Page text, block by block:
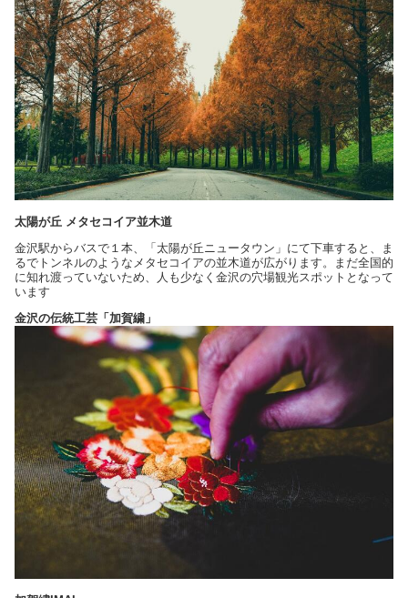
太陽が丘 メタセコイア並木道
金沢駅からバスで１本、「太陽が丘ニュータウン」にて下車すると、ま
るでトンネルのようなメタセコイアの並木道が広がります。まだ全国的
に知れ渡っていないため、人も少なく金沢の穴場観光スポットとなって
います
金沢の伝統工芸「加賀繍」